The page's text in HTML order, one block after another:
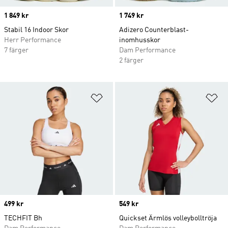
Price
1 849 kr
Stabil 16 Indoor Skor
Herr Performance
7 färger
Price
1 749 kr
Adizero Counterblast-
inomhusskor
Dam Performance
2 färger
Lägg till på önskelistan
Price
499 kr
TECHFIT Bh
Price
549 kr
Quickset Ärmlös volleybolltröja